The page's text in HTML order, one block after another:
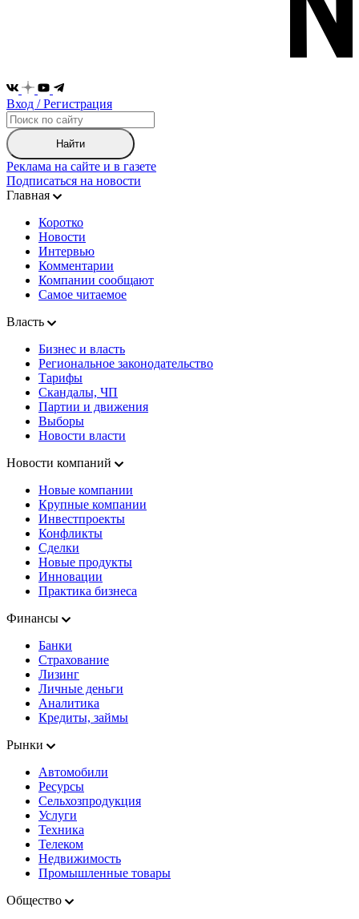
Вход / Регистрация
Найти
Реклама на сайте и в газете
Подписаться на новости
Главная
Коротко
Новости
Интервью
Комментарии
Компании сообщают
Самое читаемое
Власть
Бизнес и власть
Региональное законодательство
Тарифы
Скандалы, ЧП
Партии и движения
Выборы
Новости власти
Новости компаний
Новые компании
Крупные компании
Инвестпроекты
Конфликты
Сделки
Новые продукты
Инновации
Практика бизнеса
Финансы
Банки
Страхование
Лизинг
Личные деньги
Аналитика
Кредиты, займы
Рынки
Автомобили
Ресурсы
Сельхозпродукция
Услуги
Техника
Телеком
Недвижимость
Промышленные товары
Общество